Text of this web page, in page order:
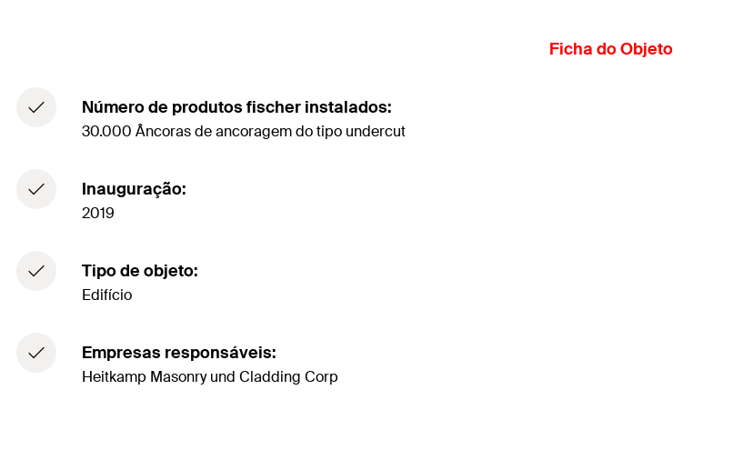
Ficha do Objeto
Número de produtos fischer instalados:
30.000 Âncoras de ancoragem do tipo undercut
Inauguração:
2019
Tipo de objeto:
Edifício
Empresas responsáveis:
Heitkamp Masonry und Cladding Corp